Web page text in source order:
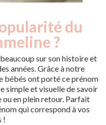
du
?
sur son histoire et
années. Grâce à notre
bébés ont porté ce prénom
simple et visuelle de savoir
ou en plein retour. Parfait
qui correspond à vos
!